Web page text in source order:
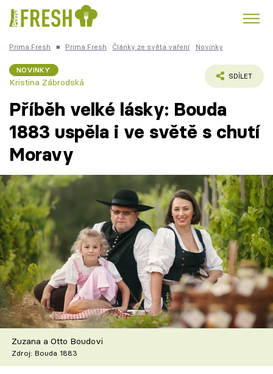
Česká kuchyně
Témata
Recepty
Články
TV Program
Škola vaření
Recepty z TV
Speciál: Cuketa
Prima Fresh ■ Prima Fresh Články ze světa vaření Novinky
NOVINKY
Kristina Zábrodská
SDÍLET
Příběh velké lásky: Bouda
1883 uspěla i ve světě s chutí
Moravy
Zuzana a Otto Boudovi
Zdroj: Bouda 1883